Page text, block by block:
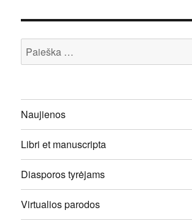
Ieškoti:
Naujienos
Libri et manuscripta
Diasporos tyrėjams
Virtualios parodos